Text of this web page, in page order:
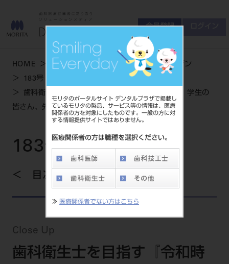
モリタのポータルサイト デンタルプラザで掲載し
ているモリタの製品、サービス等の情報は、医療
関係者の方を対象にしたものです。一般の方に対
する情報提供サイトではありません。
医療関係者の方は職種を選択ください。
≫ 医療関係者でない方はこちら
会員登録
HOME 学術・お役立ち情報
デンタルマガジン
183号 WINTER
歯科衛生士を目指す『令和時代の学生さん事情』学生の
皆さん、先生に伺いました！
183号 WINTER
目次を見る
Close Up
歯科衛生士を目指す『令和時
お問い合わせ
商品について
セミナーについて
友の会について
ご開業について
会員登録 ログイン
製品情報トップ
製品カテゴリ
大型器械
チェア・ユニット関連
サポート情報
製品から探す
セミナー・イベント
全てのセミナー・イベント